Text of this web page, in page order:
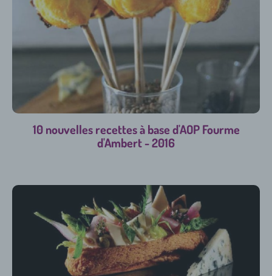
10 nouvelles recettes à base d'AOP Fourme
d'Ambert - 2016